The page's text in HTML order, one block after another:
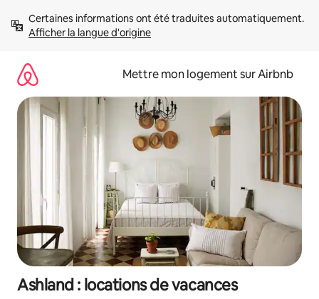
directement
Afficher la langue d'origine
Mettre mon logement sur Airbnb
Ashland : locations de vacances